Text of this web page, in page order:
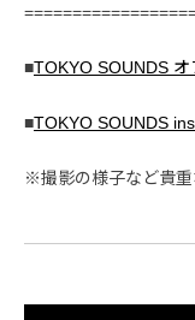
■TOKYO SOUNDS
■TOKYO SOUNDS
※撮影の様子など貴重